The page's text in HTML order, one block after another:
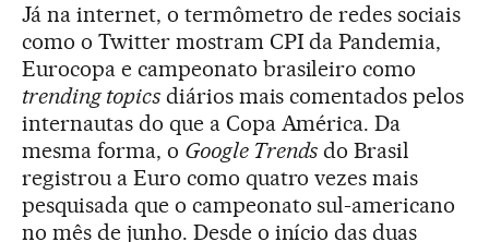
Já na internet, o termômetro de redes sociais
como o Twitter mostram CPI da Pandemia,
Eurocopa e campeonato brasileiro como
trending topicsdiários mais comentados pelos
internautas do que a Copa América. Da
mesma forma, o Google Trends do Brasil
registrou a Euro como quatro vezes mais
pesquisada que o campeonato sul-americano
no mês de junho. Desde o início das duas